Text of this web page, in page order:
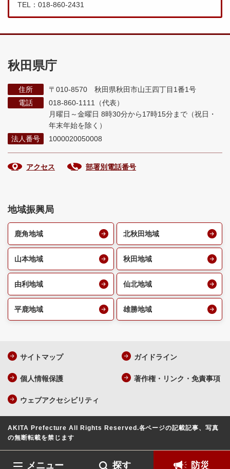
メニュー 探す 防災
TEL：018-860-2431
秋田県庁
住所
〒010-8570 秋田県秋田市山王四丁目1番1号
電話
018-860-1111（代表）
月曜日～金曜日 8時30分から17時15分まで （祝日・
年末年始を除く）
法人番号
1000020050008
アクセス 部署別電話番号
地域振興局
鹿角地域 北秋田地域
山本地域 秋田地域
由利地域 仙北地域
平鹿地域 雄勝地域
サイトマップ ガイドライン
個人情報保護 著作権・リンク・免責事項
ウェブアクセシビリティ
AKITA Prefecture All Rights Reserved.各ページの記載記事、写真
の無断転載を禁じます